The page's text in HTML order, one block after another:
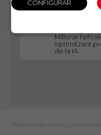
29 d'octubre
Millorar
optimitzant
de la IA.
PROGRAMA KIT DIGITAL